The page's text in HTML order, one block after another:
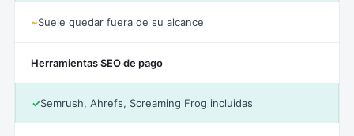
~Suele quedar fuera de su alcance
Herramientas SEO de pago
✓Semrush, Ahrefs, Screaming Frog incluidas